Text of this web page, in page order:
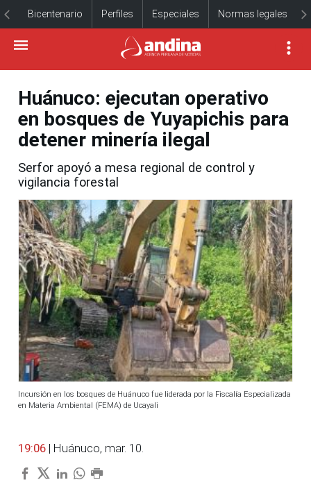
Bicentenario Perfiles Especiales Normas legales
Huánuco: ejecutan operativo
en bosques de Yuyapichis para
detener minería ilegal
Serfor apoyó a mesa regional de control y
vigilancia forestal
Incursión en los bosques de Huánuco fue liderada por la Fiscalía Especializada
en Materia Ambiental (FEMA) de Ucayali
19:06 | Huánuco, mar. 10.